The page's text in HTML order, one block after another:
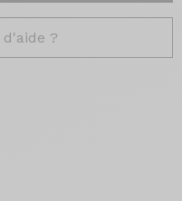
d'aide ?